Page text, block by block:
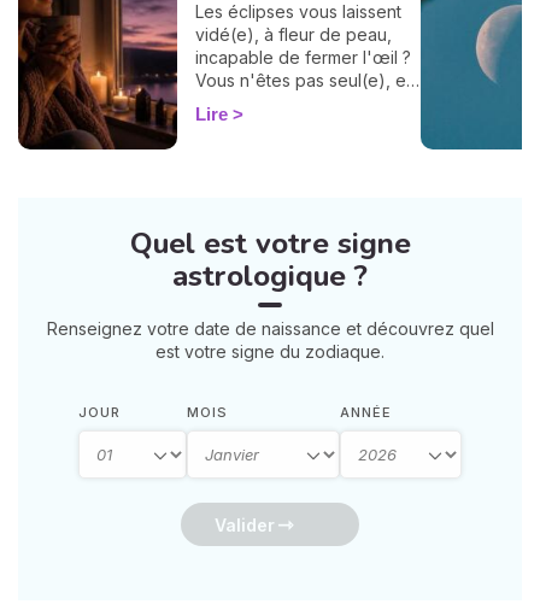
Les éclipses vous laissent
vidé(e), à fleur de peau,
incapable de fermer l'œil ?
Vous n'êtes pas seul(e), et
surtout : ça se traverse en
douceur. Voici 7 gestes
intérieur. 🛡️🌒
Lire
Quel est votre signe
astrologique ?
Renseignez votre date de naissance et découvrez quel
est votre signe du zodiaque.
JOUR MOIS ANNÉE
Valider